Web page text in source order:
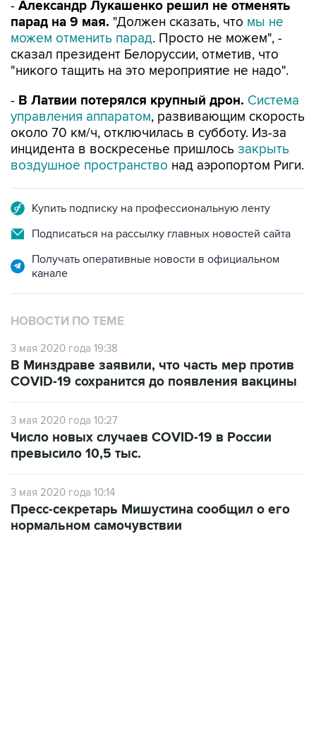
можем отменить парад. Просто не можем", -
сказал президент Белоруссии, отметив, что
"никого тащить на это мероприятие не надо".
-В Латвии потерялся крупный дрон. Система
около 70 км/ч, отключилась в субботу. Из-за
инцидента в воскресенье пришлосьзакрыть
воздушное пространствонад аэропортом Риги.
Подписаться на рассылку главных новостей сайта
Получать оперативные новости в официальном
НОВОСТИ ПО ТЕМЕ
3 мая 2020 года 19:38
COVID-19 сохранится до появления вакцины
3 мая 2020 года 10:27
превысило 10,5 тыс.
3 мая 2020 года 10:14
нормальном самочувствии